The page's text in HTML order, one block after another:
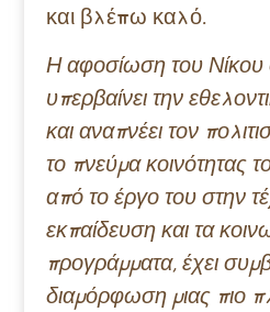
και βλέπω καλό.
Η αφοσίωση του Νίκου
υπερβαίνει την
και αναπνέει τον
το πνεύμα κοινότητας
από το έργο του στην
εκπαίδευση και τα
προγράμματα, έχει
διαμόρφωση μιας πιο